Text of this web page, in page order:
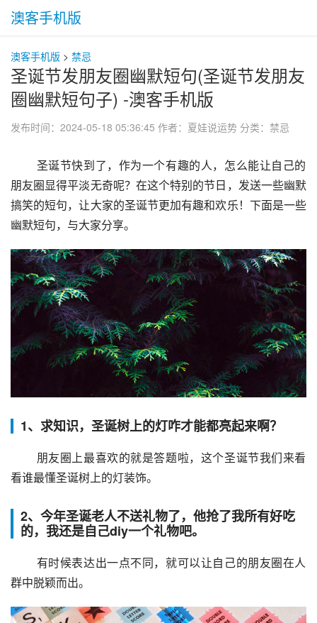
澳客手机版
澳客手机版 > 禁忌
圣诞节发朋友圈幽默短句(圣诞节发朋友
圈幽默短句子) -澳客手机版
发布时间：2024-05-18 05:36:45 作者：夏娃说运势 分类： 禁忌
朋友圈显得平淡无奇呢？在这个特别的节日，发送一些幽默
搞笑的短句，让大家的圣诞节更加有趣和欢乐！下面是一些
幽默短句，与大家分享。
1、求知识，圣诞树上的灯咋才能都亮起来啊？
看谁最懂圣诞树上的灯装饰。
2、今年圣诞老人不送礼物了，他抢了我所有好吃
的，我还是自己diy一个礼物吧。
群中脱颖而出。